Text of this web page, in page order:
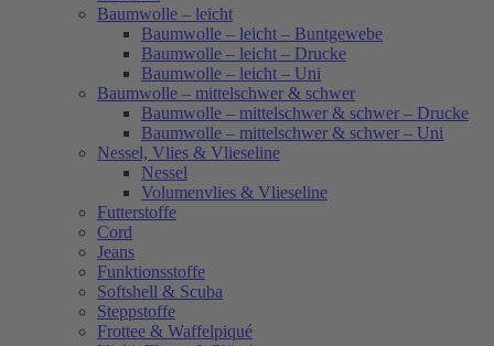
Baumwolle – leicht
Baumwolle – leicht – Buntgewebe
Baumwolle – leicht – Drucke
Baumwolle – leicht – Uni
Baumwolle – mittelschwer & schwer
Baumwolle – mittelschwer & schwer – Drucke
Baumwolle – mittelschwer & schwer – Uni
Nessel, Vlies & Vlieseline
Nessel
Volumenvlies & Vlieseline
Futterstoffe
Cord
Jeans
Funktionsstoffe
Softshell & Scuba
Steppstoffe
Frottee & Waffelpiqué